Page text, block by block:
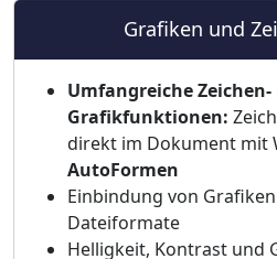
Grafiken und
Umfangreiche Zeichen-
Grafikfunktionen:
direkt im Dokument mit
AutoFormen
Einbindung von
Dateiformate
Helligkeit, Kontrast und